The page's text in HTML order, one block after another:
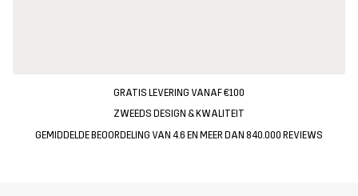
GRATIS LEVERING VANAF €100
ZWEEDS DESIGN & KWALITEIT
GEMIDDELDE BEOORDELING VAN 4.6 EN MEER DAN 840.000 REVIEWS